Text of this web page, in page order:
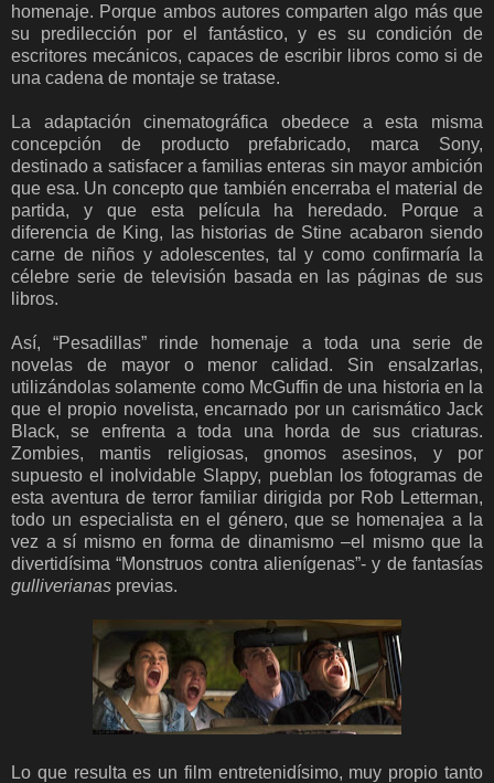
homenaje. Porque ambos autores comparten algo más que
su predilección por el fantástico, y es su condición de
escritores mecánicos, capaces de escribir libros como si de
una cadena de montaje se tratase.
La adaptación cinematográfica obedece a esta misma
concepción de producto prefabricado, marca Sony,
destinado a satisfacer a familias enteras sin mayor ambición
que esa. Un concepto que también encerraba el material de
partida, y que esta película ha heredado. Porque a
diferencia de King, las historias de Stine acabaron siendo
carne de niños y adolescentes, tal y como confirmaría la
célebre serie de televisión basada en las páginas de sus
libros.
Así, “Pesadillas” rinde homenaje a toda una serie de
novelas de mayor o menor calidad. Sin ensalzarlas,
utilizándolas solamente como McGuffin de una historia en la
que el propio novelista, encarnado por un carismático Jack
Black, se enfrenta a toda una horda de sus criaturas.
Zombies, mantis religiosas, gnomos asesinos, y por
supuesto el inolvidable Slappy, pueblan los fotogramas de
esta aventura de terror familiar dirigida por Rob Letterman,
todo un especialista en el género, que se homenajea a la
vez a sí mismo en forma de dinamismo –el mismo que la
divertidísima “Monstruos contra alienígenas”- y de fantasías
gulliverianas previas.
Lo que resulta es un film entretenidísimo, muy propio tanto